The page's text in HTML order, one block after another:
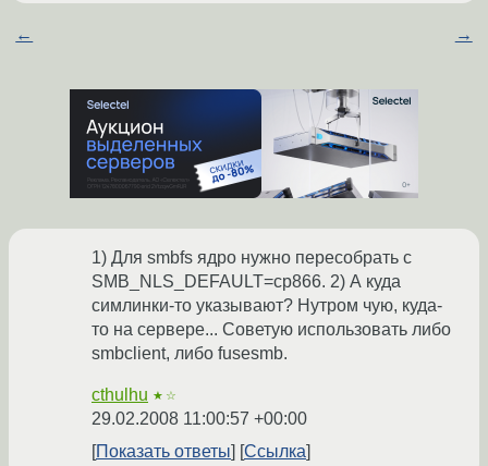
← →
1) Для smbfs ядро нужно пересобрать с
SMB_NLS_DEFAULT=cp866. 2) А куда
симлинки-то указывают? Нутром чую, куда-
то на сервере... Советую использовать либо
smbclient, либо fusesmb.
cthulhu ★☆
29.02.2008 11:00:57 +00:00
Показать ответы
Ссылка